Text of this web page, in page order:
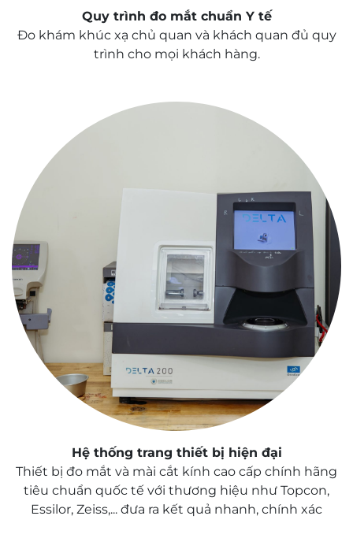
Quy trình đo mắt chuẩn Y tế
Đo khám khúc xạ chủ quan và khách quan đủ quy
trình cho mọi khách hàng.
Hệ thống trang thiết bị hiện đại
Thiết bị đo mắt và mài cắt kính cao cấp chính hãng
tiêu chuẩn quốc tế với thương hiệu như Topcon,
Essilor, Zeiss,... đưa ra kết quả nhanh, chính xác